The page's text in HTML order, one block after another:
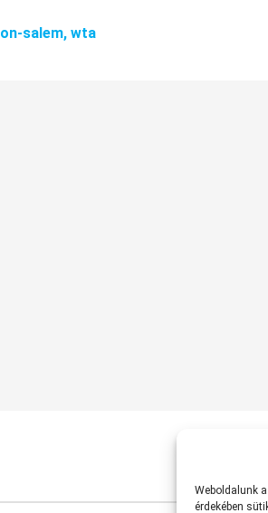
Weboldalunk
érdekében
salem, wta